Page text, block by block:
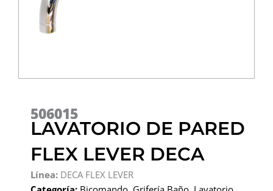
506015
LAVATORIO DE PARED
FLEX LEVER DECA
Línea: DECA FLEX LEVER